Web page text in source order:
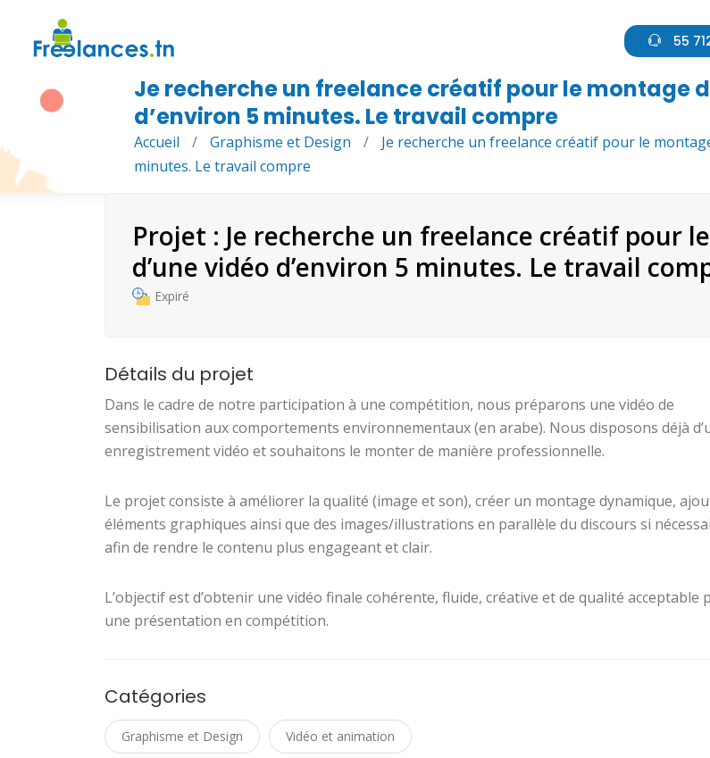
55
Je recherche un freelance créatif pour le montage
d’environ 5 minutes. Le travail compre
Accueil / Graphisme et Design /
Je recherche un freelance créatif pour le
minutes. Le travail compre
Projet : Je recherche un freelance créatif pour
d’une vidéo d’environ 5 minutes. Le travail
Expiré
Détails du projet
Dans le cadre de notre participation à une compétition, nous préparons une vidéo de
sensibilisation aux comportements environnementaux (en arabe). Nous disposons déjà
enregistrement vidéo et souhaitons le monter de manière professionnelle.
Le projet consiste à améliorer la qualité (image et son), créer un montage dynamique,
éléments graphiques ainsi que des images/illustrations en parallèle du discours si
afin de rendre le contenu plus engageant et clair.
L’objectif est d’obtenir une vidéo finale cohérente, fluide, créative et de qualité acceptable
une présentation en compétition.
Catégories
Graphisme et Design Vidéo et animation